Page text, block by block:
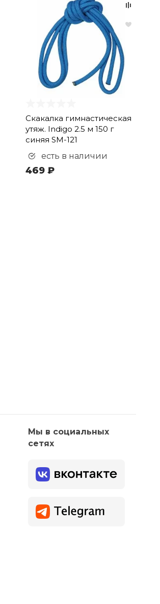
Скакалка гимнастическая
утяж. Indigo 2.5 м 150 г
синяя SM-121
есть в наличии
469 ₽
Мы в социальных
сетях